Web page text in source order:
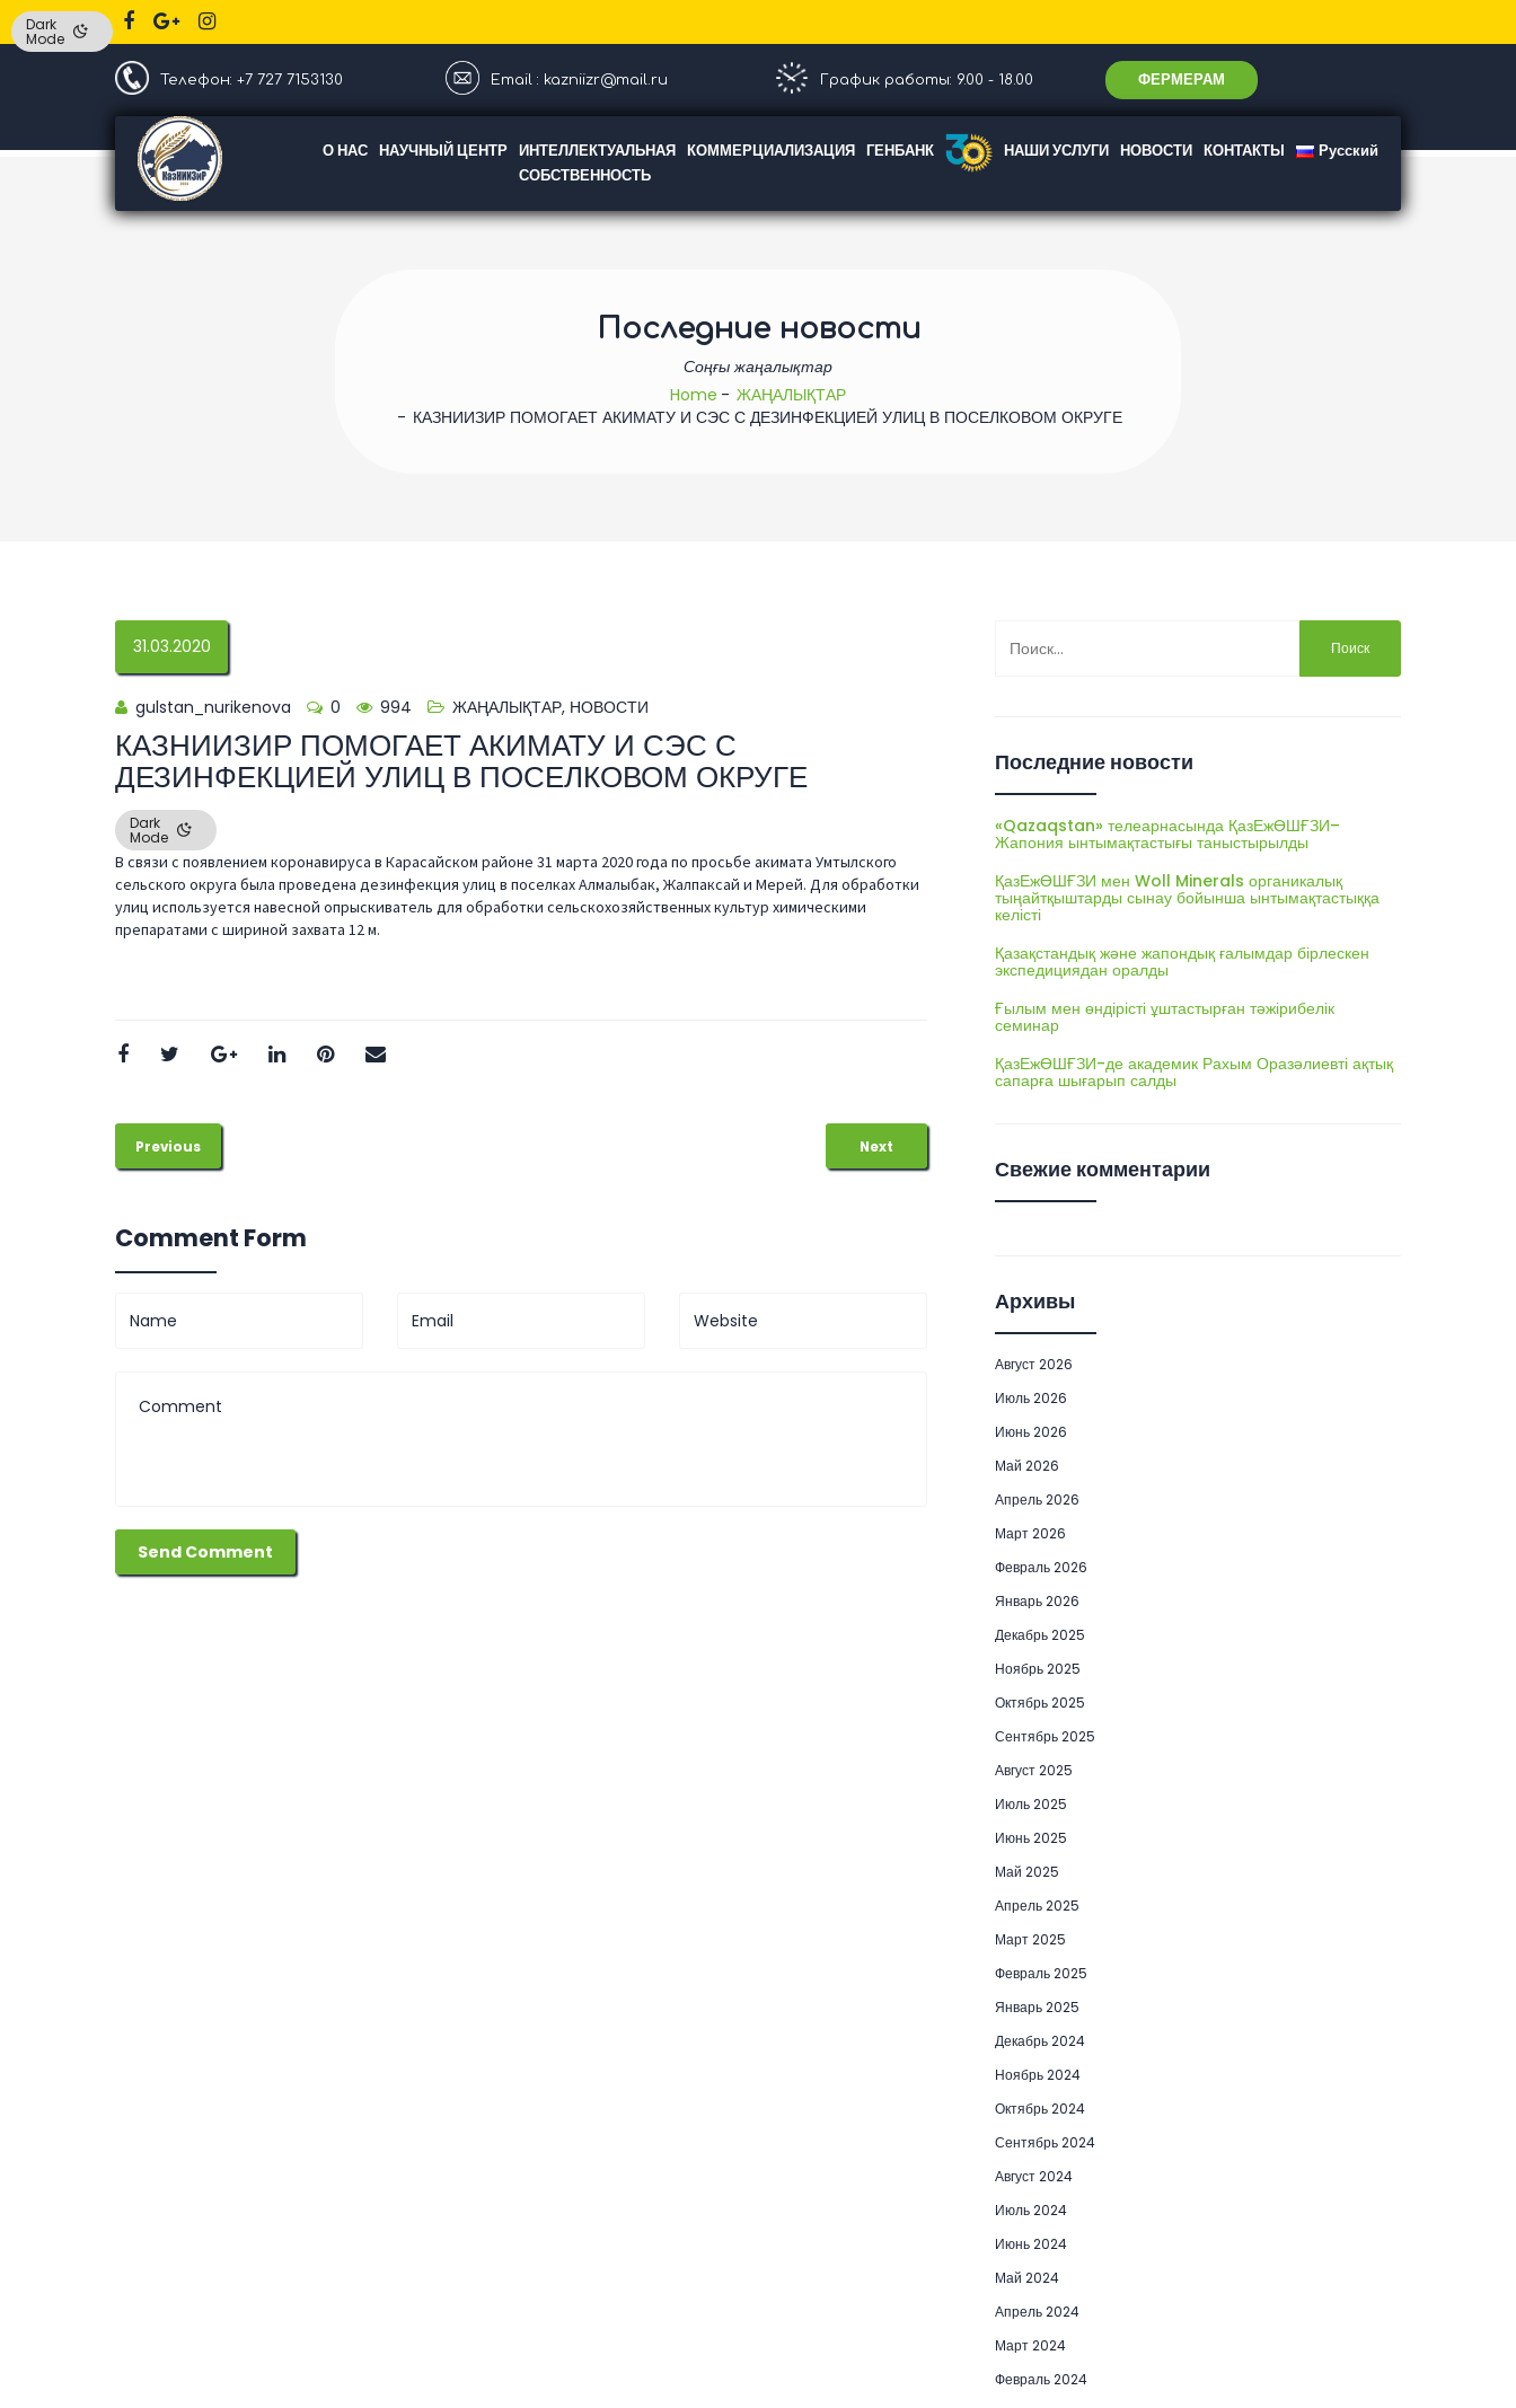
Телефон: +7 727 7153130 Email : kazniizr@mail.ru График работы: 9.00 - 18.00 ФЕРМЕРАМ
О НАС НАУЧНЫЙ ЦЕНТР ИНТЕЛЛЕКТУАЛЬНАЯ
СОБСТВЕННОСТЬ
КОММЕРЦИАЛИЗАЦИЯ ГЕНБАНК НАШИ УСЛУГИ НОВОСТИ КОНТАКТЫ Русский
Последние новости
Соңғы жаңалықтар
Home
ЖАҢАЛЫҚТАР
КАЗНИИЗИР ПОМОГАЕТ АКИМАТУ И СЭС С ДЕЗИНФЕКЦИЕЙ УЛИЦ В ПОСЕЛКОВОМ ОКРУГЕ
31.03.2020
gulstan_nurikenova 0 994 ЖАҢАЛЫҚТАР, НОВОСТИ
КАЗНИИЗИР ПОМОГАЕТ АКИМАТУ И СЭС С
ДЕЗИНФЕКЦИЕЙ УЛИЦ В ПОСЕЛКОВОМ ОКРУГЕ
Dark
Mode
В связи с появлением коронавируса в Карасайском районе 31 марта 2020 года по просьбе акимата Умтылского
сельского округа была проведена дезинфекция улиц в поселках Алмалыбак, Жалпаксай и Мерей. Для обработки
улиц используется навесной опрыскиватель для обработки сельскохозяйственных культур химическими
препаратами с шириной захвата 12 м.
Previous Next
Comment Form
Последние новости
«Qazaqstan» телеарнасында ҚазЕжӨШҒЗИ–
Жапония ынтымақтастығы таныстырылды
ҚазЕжӨШҒЗИ мен Woll Minerals органикалық
тыңайтқыштарды сынау бойынша ынтымақтастыққа
келісті
Қазақстандық және жапондық ғалымдар бірлескен
экспедициядан оралды
Ғылым мен өндірісті ұштастырған тәжірибелік
семинар
ҚазЕжӨШҒЗИ-де академик Рахым Оразәлиевті ақтық
сапарға шығарып салды
Свежие комментарии
Архивы
Август 2026
Июль 2026
Июнь 2026
Май 2026
Апрель 2026
Март 2026
Февраль 2026
Январь 2026
Декабрь 2025
Ноябрь 2025
Октябрь 2025
Сентябрь 2025
Август 2025
Июль 2025
Июнь 2025
Май 2025
Апрель 2025
Март 2025
Февраль 2025
Январь 2025
Декабрь 2024
Ноябрь 2024
Октябрь 2024
Сентябрь 2024
Август 2024
Июль 2024
Июнь 2024
Май 2024
Апрель 2024
Март 2024
Февраль 2024
Dark
Mode